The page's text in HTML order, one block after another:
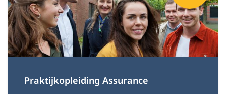
Praktijkopleiding Assurance